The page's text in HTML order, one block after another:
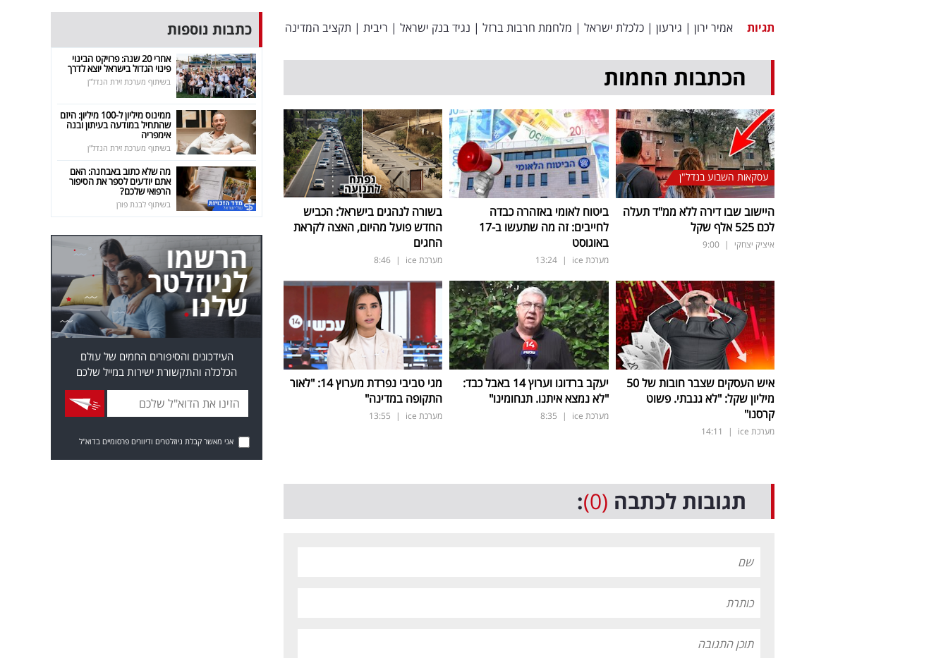
תגיות אמיר ירון | גירעון | כלכלת ישראל | מלחמת חרבות ברזל | נגיד בנק ישראל | ריבית | תקציב המדינה
הכתבות החמות
עסקאות השבוע בנדל"ן
היישוב שבו דירה ללא ממ"ד תעלה
לכם 525 אלף שקל
איציק יצחקי |
9:00
ביטוח לאומי באזהרה כבדה
לחייבים: זה מה שתעשו ב-17
באוגוסט
מערכת ice |
13:24
בשורה לנהגים בישראל: הכביש
החדש פועל מהיום, האצה לקראת
החגים
מערכת ice |
8:46
איש העסקים שצבר חובות של 50
מיליון שקל: "לא גנבתי. פשוט
קרסנו"
מערכת ice |
14:11
יעקב ברדוגו וערוץ 14 באבל כבד:
"לא נמצא איתנו. תנחומינו"
מערכת ice |
8:35
מגי טביבי נפרדת מערוץ 14: "לאור
התקופה במדינה"
מערכת ice |
13:55
תגובות לכתבה (0)
:
כתבות נוספות
אחרי 20 שנה: פרויקט הבינוי
פינוי הגדול בישראל יוצא לדרך
בשיתוף מערכת זירת הנדל"ן
ממינוס מיליון ל-100 מיליון: היזם
שהתחיל במודעה בעיתון ובנה
אימפריה
בשיתוף מערכת זירת הנדל"ן
מה שלא כתוב באבחנה: האם
אתם יודעים לספר את הסיפור
הרפואי שלכם?
בשיתוף לבנת פורן
העידכונים והסיפורים החמים של עולם
הכלכלה והתקשורת ישירות במייל שלכם
אני מאשר קבלת ניוזלטרים ודיוורים פרסומיים בדוא"ל